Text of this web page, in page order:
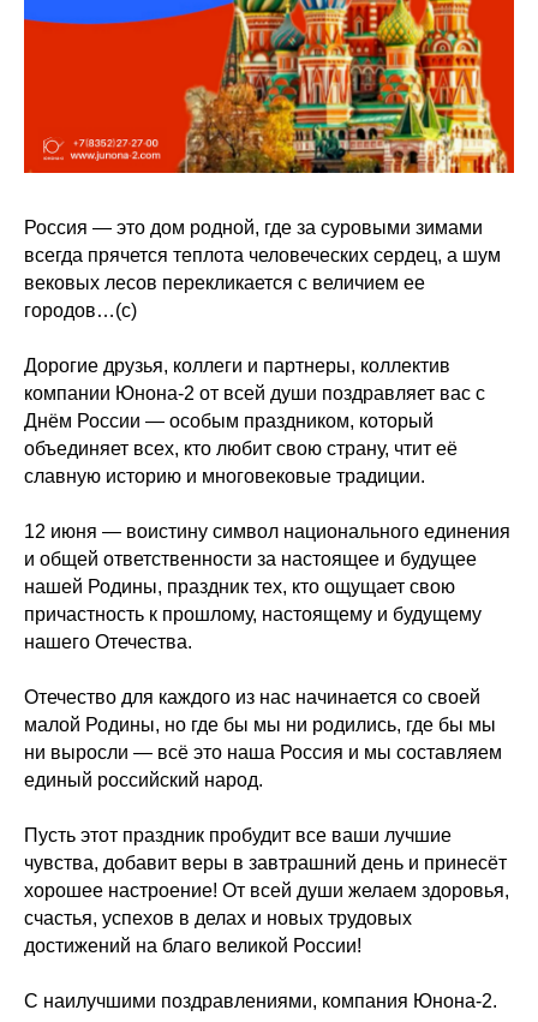
Россия — это дом родной, где за суровыми зимами
всегда прячется теплота человеческих сердец, а шум
вековых лесов перекликается с величием ее
городов…(с)
Дорогие друзья, коллеги и партнеры, коллектив
компании Юнона-2 от всей души поздравляет вас с
Днём России — особым праздником, который
объединяет всех, кто любит свою страну, чтит её
славную историю и многовековые традиции.
12 июня — воистину символ национального единения
и общей ответственности за настоящее и будущее
нашей Родины, праздник тех, кто ощущает свою
причастность к прошлому, настоящему и будущему
нашего Отечества.
Отечество для каждого из нас начинается со своей
малой Родины, но где бы мы ни родились, где бы мы
ни выросли — всё это наша Россия и мы составляем
единый российский народ.
Пусть этот праздник пробудит все ваши лучшие
чувства, добавит веры в завтрашний день и принесёт
хорошее настроение! От всей души желаем здоровья,
счастья, успехов в делах и новых трудовых
достижений на благо великой России!
С наилучшими поздравлениями, компания Юнона-2.